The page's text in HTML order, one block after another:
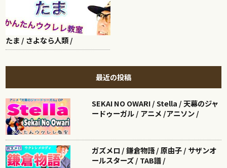
たま / さよなら人類 /
最近の投稿
SEKAI NO OWARI / Stella / 天幕のジャ
ードゥーガル / アニメ /アニソン /
ガズメロ / 鎌倉物語 / 原由子 / サザンオ
ールスターズ / TAB譜 /